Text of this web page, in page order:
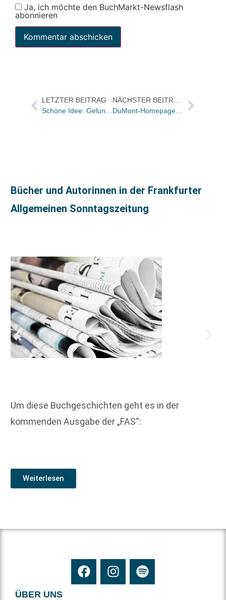
Ja, ich möchte den BuchMarkt-Newsflash
abonnieren
LETZTER BEITRAG
Schöne Idee: Gelungener Werbespot des dbv
NÄCHSTER BEITRAG
DuMont-Homepage nun mit Filialfinder
Bücher und Autorinnen in der Frankfurter
Allgemeinen Sonntagszeitung
Um diese Buchgeschichten geht es in der
kommenden Ausgabe der „FAS“:
Weiterlesen
ÜBER UNS